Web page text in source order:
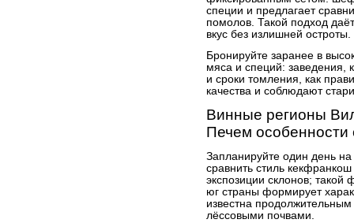
специи и предлагает
помолов. Такой подход
вкус без излишней остроты.
Бронируйте заранее в
мяса и специй: заведения,
и сроки томления, как
качества и соблюдают
Винные регионы
Печем особенности
Запланируйте один день
сравнить стиль
экспозиции склонов;
юг страны формирует
известна
лёссовыми почвами.